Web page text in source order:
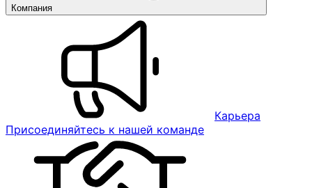
Компания
Карьера
Присоединяйтесь к нашей команде